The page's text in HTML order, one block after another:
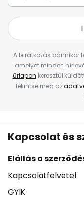
A leiratkozás bármikor
amelyet minden
űrlapon keresztül
tekintse meg az
Kapcsolat és
Elállás a
Kapcsolatfelvetel
GYIK